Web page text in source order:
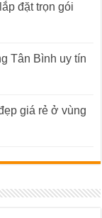
đặt trọn gói
Tân Bình uy tín
giá rẻ ở vùng